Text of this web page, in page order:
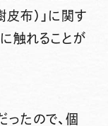
布）」に関す
触れることが
ったので、個